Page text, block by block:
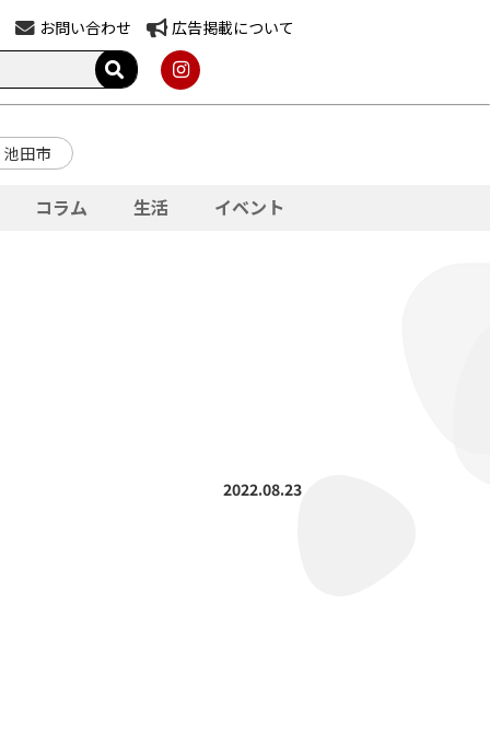
お問い合わせ 広告掲載について
池田市
コラム 生活 イベント
2022.08.23